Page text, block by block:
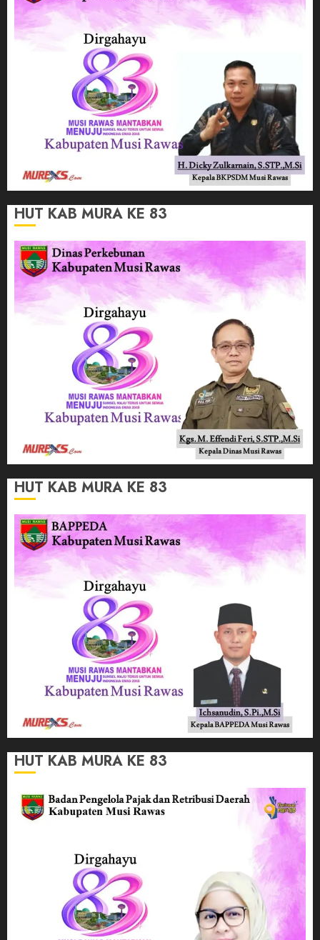
HUT KAB MURA KE 83
HUT KAB MURA KE 83
HUT KAB MURA KE 83